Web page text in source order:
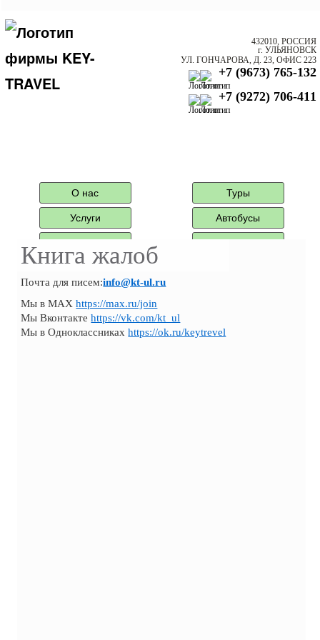
432010, РОССИЯ
г. УЛЬЯНОВСК
УЛ. ГОНЧАРОВА, Д. 23, ОФИС 223
+7 (9673) 765-132
+7 (9272) 706-411
О нас Туры
Услуги Автобусы
Агентам
Контактная
Книга жалоб
Почта для писем:info@kt-ul.ru
Мы в MAXhttps://max.ru/join
Мы Вконтактеhttps://vk.com/kt_ul
Мы в Одноклассникахhttps://ok.ru/keytrevel